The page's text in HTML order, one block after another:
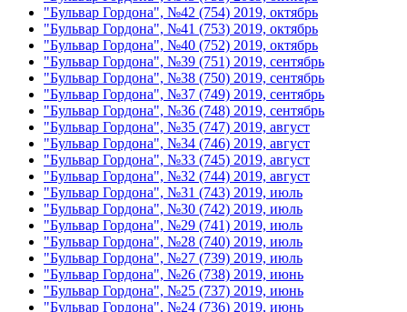
"Бульвар Гордона", №42 (754) 2019, октябрь
"Бульвар Гордона", №41 (753) 2019, октябрь
"Бульвар Гордона", №40 (752) 2019, октябрь
"Бульвар Гордона", №39 (751) 2019, сентябрь
"Бульвар Гордона", №38 (750) 2019, сентябрь
"Бульвар Гордона", №37 (749) 2019, сентябрь
"Бульвар Гордона", №36 (748) 2019, сентябрь
"Бульвар Гордона", №35 (747) 2019, август
"Бульвар Гордона", №34 (746) 2019, август
"Бульвар Гордона", №33 (745) 2019, август
"Бульвар Гордона", №32 (744) 2019, август
"Бульвар Гордона", №31 (743) 2019, июль
"Бульвар Гордона", №30 (742) 2019, июль
"Бульвар Гордона", №29 (741) 2019, июль
"Бульвар Гордона", №28 (740) 2019, июль
"Бульвар Гордона", №27 (739) 2019, июль
"Бульвар Гордона", №26 (738) 2019, июнь
"Бульвар Гордона", №25 (737) 2019, июнь
"Бульвар Гордона", №24 (736) 2019, июнь